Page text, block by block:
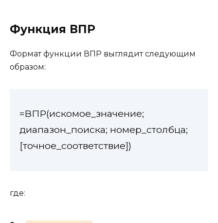
Функция ВПР
Формат функции ВПР выглядит следующим
образом:
=ВПР(искомое_значение;
диапазон_поиска; номер_столбца;
[точное_соответствие])
где: